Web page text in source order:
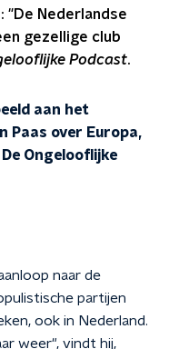
"De Nederlandse
gezellige club
Podcast.
aan het
Paas over Europa,
De Ongelooflijke
naar de
partijen
ook in Nederland.
weer", vindt hij,